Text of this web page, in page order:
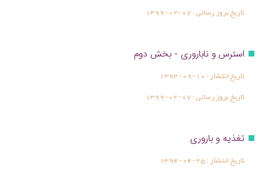
تاریخ بروز رسانی :1399-02-07
استرس و ناباروری - بخش دوم
تاریخ انتشار :1393-09-10
تاریخ بروز رسانی :1399-02-07
تغذیه و باروری
تاریخ انتشار :1394-04-25